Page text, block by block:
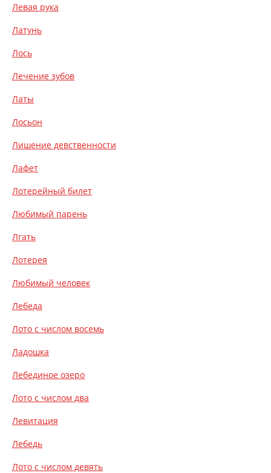
Левая рука
Латунь
Лось
Лечение зубов
Латы
Лосьон
Лишение девственности
Лафет
Лотерейный билет
Любимый парень
Лгать
Лотерея
Любимый человек
Лебеда
Лото с числом восемь
Ладошка
Лебединое озеро
Лото с числом два
Левитация
Лебедь
Лото с числом девять